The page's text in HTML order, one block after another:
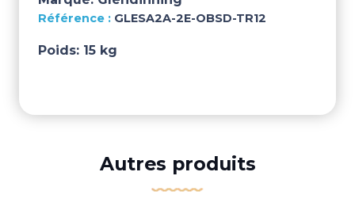
GLESA2A-2E-OBSD-TR12
Poids: 15 kg
Autres produits